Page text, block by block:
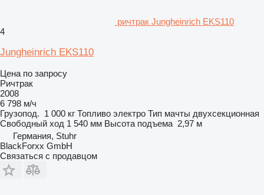
ричтрак Jungheinrich EKS110
4
Jungheinrich EKS110
Цена по запросу
Ричтрак
2008
6 798 м/ч
Грузопод. 1 000 кг Топливо электро Тип мачты двухсекционная
Свободный ход 1 540 мм Высота подъема 2,97 м
Германия, Stuhr
BlackForxx GmbH
Связаться с продавцом